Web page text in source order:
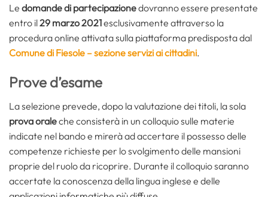
Le domande di partecipazionedovranno essere presentate
entro il29 marzo 2021esclusivamente attraverso la
procedura online attivata sulla piattaforma predisposta dal
Comune di Fiesole – sezione servizi ai cittadini.
Prove d’esame
La selezione prevede, dopo la valutazione dei titoli, la sola
prova oraleche consisterà in un colloquio sulle materie
indicate nel bando e mirerà ad accertare il possesso delle
competenze richieste per lo svolgimento delle mansioni
proprie del ruolo da ricoprire. Durante il colloquio saranno
accertate la conoscenza della lingua inglese e delle